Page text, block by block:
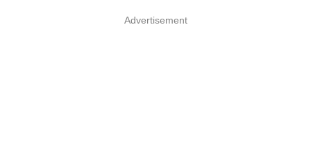
Advertisement